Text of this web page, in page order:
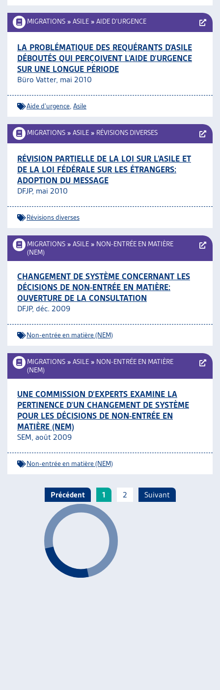
MIGRATIONS » ASILE » AIDE D’URGENCE
LA PROBLÉMATIQUE DES REQUÉRANTS D’ASILE
DÉBOUTÉS QUI PERÇOIVENT L’AIDE D’URGENCE
SUR UNE LONGUE PÉRIODE
Büro Vatter, mai 2010
Aide d'urgence Asile
MIGRATIONS » ASILE » RÉVISIONS DIVERSES
RÉVISION PARTIELLE DE LA LOI SUR L’ASILE ET
DE LA LOI FÉDÉRALE SUR LES ÉTRANGERS:
ADOPTION DU MESSAGE
DFJP, mai 2010
Révisions diverses
MIGRATIONS » ASILE » NON-ENTRÉE EN MATIÈRE
(NEM)
CHANGEMENT DE SYSTÈME CONCERNANT LES
DÉCISIONS DE NON-ENTRÉE EN MATIÈRE:
OUVERTURE DE LA CONSULTATION
DFJP, déc. 2009
Non-entrée en matière (NEM)
MIGRATIONS » ASILE » NON-ENTRÉE EN MATIÈRE
(NEM)
UNE COMMISSION D’EXPERTS EXAMINE LA
PERTINENCE D’UN CHANGEMENT DE SYSTÈME
POUR LES DÉCISIONS DE NON-ENTRÉE EN
MATIÈRE (NEM)
SEM, août 2009
Non-entrée en matière (NEM)
Précédent 1 2 Suivant